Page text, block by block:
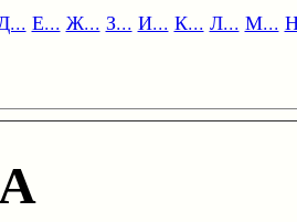
Е... Ж... З... И... К... Л... М...